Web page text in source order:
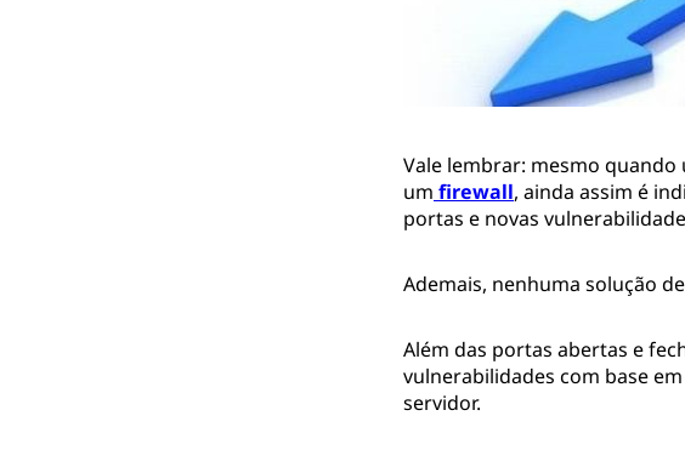
Vale lembrar: mesmo
um firewall, ainda assim é
portas e novas
Ademais, nenhuma solução
Além das portas abertas e
vulnerabilidades com base
servidor.